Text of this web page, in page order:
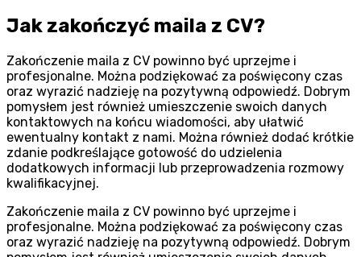
Jak zakończyć maila z CV?
Zakończenie maila z CV powinno być uprzejme i
profesjonalne. Można podziękować za poświęcony czas
oraz wyrazić nadzieję na pozytywną odpowiedź. Dobrym
pomysłem jest również umieszczenie swoich danych
kontaktowych na końcu wiadomości, aby ułatwić
ewentualny kontakt z nami. Można również dodać krótkie
zdanie podkreślające gotowość do udzielenia
dodatkowych informacji lub przeprowadzenia rozmowy
kwalifikacyjnej.
Zakończenie maila z CV powinno być uprzejme i
profesjonalne. Można podziękować za poświęcony czas
oraz wyrazić nadzieję na pozytywną odpowiedź. Dobrym